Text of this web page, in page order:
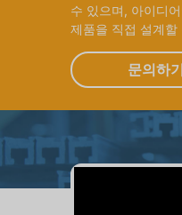
수 있으며, 아이디
제품을 직접 설계할
문의하기